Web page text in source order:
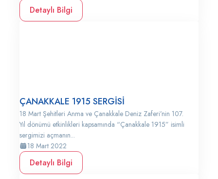
Detaylı Bilgi
ÇANAKKALE 1915 SERGİSİ
18 Mart Şehitleri Anma ve Çanakkale Deniz Zaferi’nin 107.
Yıl dönümü etkinlikleri kapsamında “Çanakkale 1915” isimli
sergimizi açmanın...
18 Mart 2022
Detaylı Bilgi